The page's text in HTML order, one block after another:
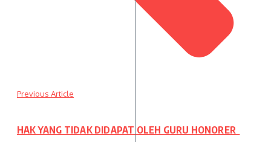
Previous Article
HAK YANG TIDAK DIDAPAT OLEH GURU HONORER